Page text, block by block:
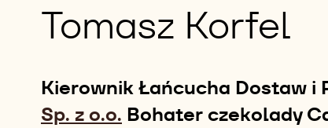
Tomasz Korfel
Kierownik Łańcucha Dostaw i
Sp. z o.o. Bohater czekolady